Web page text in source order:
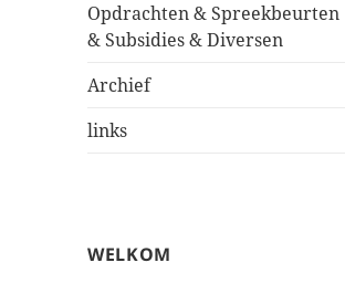
Opdrachten & Spreekbeurten
& Subsidies & Diversen
Archief
links
WELKOM